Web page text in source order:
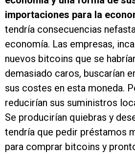
importaciones para la
tendría consecuencias
economía. Las empresas,
nuevos bitcoins que se
demasiado caros, buscarían
sus costes en esta moneda.
reducirían sus suministros
Se producirían quiebras y
tendría que pedir préstamos
para comprar bitcoins y